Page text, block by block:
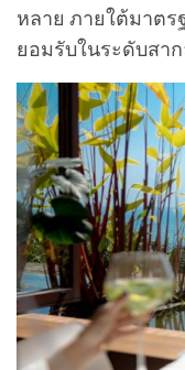
หลาย ภายใต้มาตร
ยอมรับในระดับสา